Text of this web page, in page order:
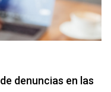
denuncias en las